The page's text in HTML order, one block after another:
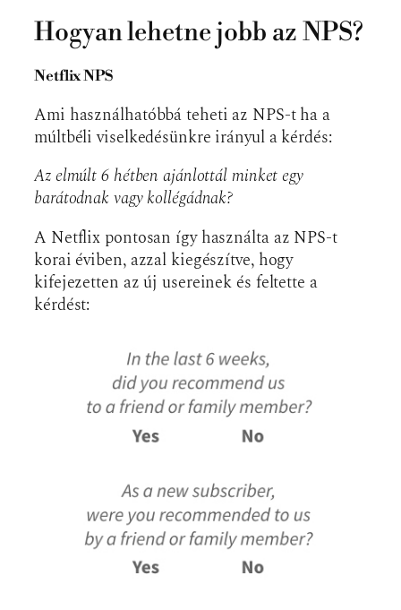
Hogyan lehetne jobb az NPS?
Netflix NPS
Ami használhatóbbá teheti az NPS-t ha a
múltbéli viselkedésünkre irányul a kérdés:
Az elmúlt 6 hétben ajánlottál minket egy
barátodnak vagy kollégádnak?
A Netflix pontosan így használta az NPS-t
korai éviben, azzal kiegészítve, hogy
kifejezetten az új usereinek és feltette a
kérdést: